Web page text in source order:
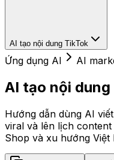
AI tạo nội dung TikTok
Ứng dụng AI AI
AI tạo nội dung
Hướng dẫn dùng AI
viral và lên lịch
Shop và xu hướng Việt